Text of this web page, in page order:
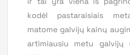
kodėl pastaraisiais
matome galvijų kainų
artimiausiu metu galvijų